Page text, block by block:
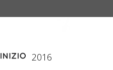
2016